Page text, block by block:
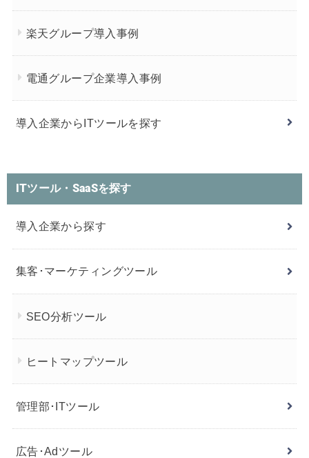
楽天グループ導入事例
電通グループ企業導入事例
導入企業からITツールを探す
ITツール・SaaSを探す
導入企業から探す
集客･マーケティングツール
SEO分析ツール
ヒートマップツール
管理部･ITツール
広告･Adツール